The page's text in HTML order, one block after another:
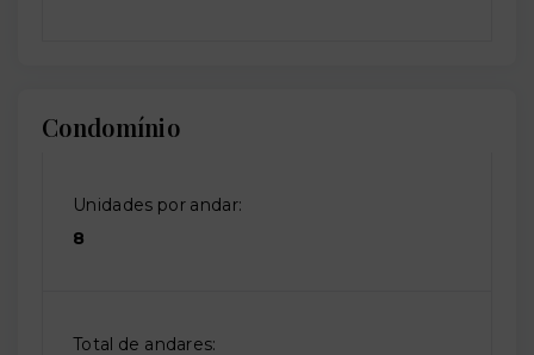
Condomínio
Unidades por andar:
8
Total de andares: